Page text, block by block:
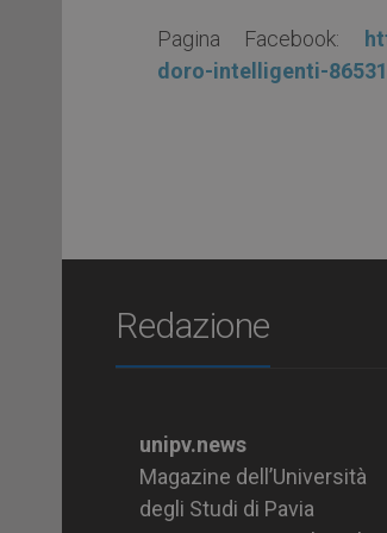
Pagina Facebook:
doro-intelligenti-
Redazione
unipv.news
Magazine dell’Università
degli Studi di Pavia